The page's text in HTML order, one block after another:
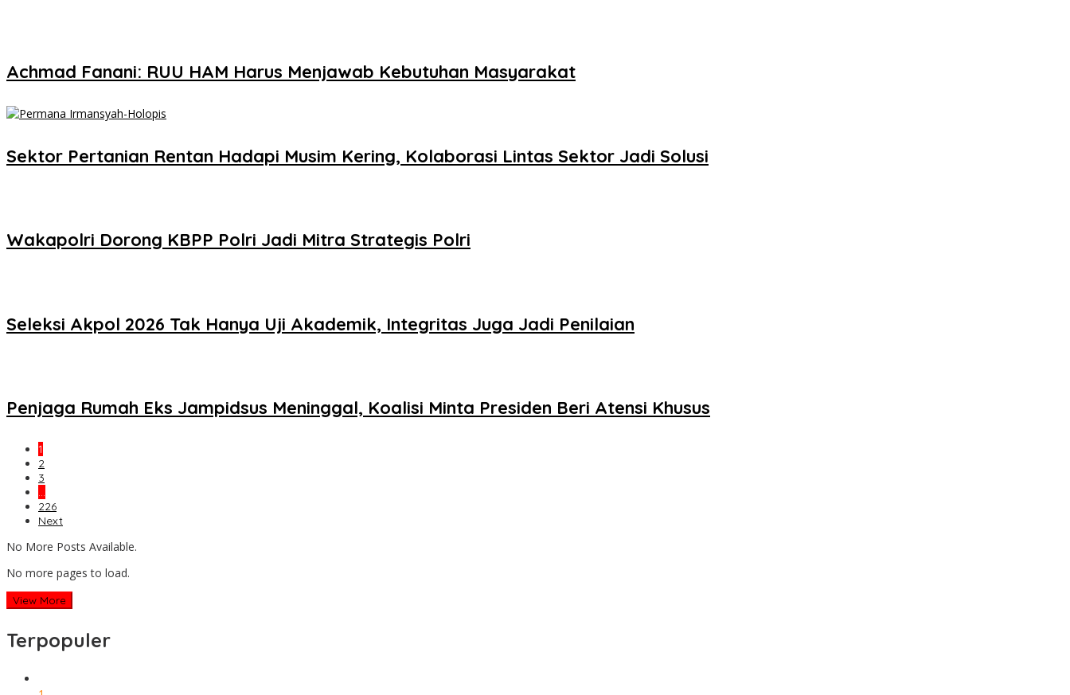
Achmad Fanani: RUU HAM Harus Menjawab Kebutuhan Masyarakat
Sektor Pertanian Rentan Hadapi Musim Kering, Kolaborasi Lintas Sektor Jadi Solusi
Wakapolri Dorong KBPP Polri Jadi Mitra Strategis Polri
Seleksi Akpol 2026 Tak Hanya Uji Akademik, Integritas Juga Jadi Penilaian
Penjaga Rumah Eks Jampidsus Meninggal, Koalisi Minta Presiden Beri Atensi Khusus
1
2
3
…
226
Next
No More Posts Available.
No more pages to load.
View More
Terpopuler